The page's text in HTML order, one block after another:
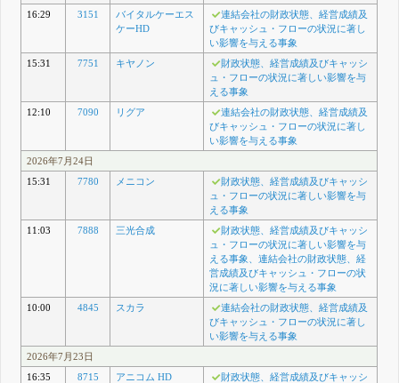
16:29
3151
バイタルケーエス
ケーHD
連結会社の財政状態、経営成績及
びキャッシュ・フローの状況に著し
い影響を与える事象
15:31
7751 キヤノン
財政状態、経営成績及びキャッシ
ュ・フローの状況に著しい影響を与
える事象
12:10
7090 リグア
連結会社の財政状態、経営成績及
びキャッシュ・フローの状況に著し
い影響を与える事象
2026年7月24日
15:31
7780 メニコン
財政状態、経営成績及びキャッシ
ュ・フローの状況に著しい影響を与
える事象
11:03
7888 三光合成
財政状態、経営成績及びキャッシ
ュ・フローの状況に著しい影響を与
える事象、連結会社の財政状態、経
営成績及びキャッシュ・フローの状
況に著しい影響を与える事象
10:00
4845 スカラ
連結会社の財政状態、経営成績及
びキャッシュ・フローの状況に著し
い影響を与える事象
2026年7月23日
16:35
8715 アニコム HD
財政状態、経営成績及びキャッシ